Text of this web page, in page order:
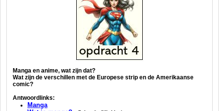
Manga en anime, wat zijn dat?
Wat zijn de verschillen met de Europese strip en de Amerikaanse
comic?
Antwoordlinks:
Manga